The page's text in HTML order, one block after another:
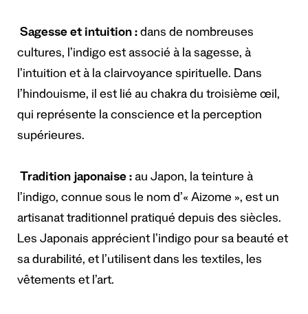
Sagesse et intuition : dans de nombreuses
cultures, l’indigo est associé à la sagesse, à
l’intuition et à la clairvoyance spirituelle. Dans
l’hindouisme, il est lié au chakra du troisième œil,
qui représente la conscience et la perception
supérieures.
Tradition japonaise : au Japon, la teinture à
l’indigo, connue sous le nom d’« Aizome », est un
artisanat traditionnel pratiqué depuis des siècles.
Les Japonais apprécient l’indigo pour sa beauté et
sa durabilité, et l’utilisent dans les textiles, les
vêtements et l’art.